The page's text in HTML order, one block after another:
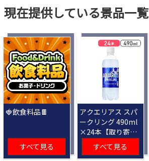
現在提供している景品一覧
🍓飲食料品🍫
すべて見る
アクエリアス スパ
ークリング 490ml
×24本【取り寄せ
入荷後次第発送】
すべて見る